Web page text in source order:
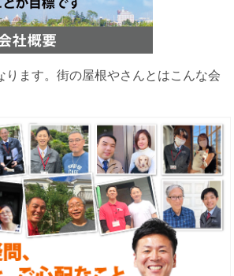
ります。街の屋根やさんとはこんな会